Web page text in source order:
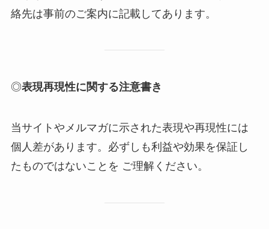
絡先は事前のご案内に記載してあります。
◎表現再現性に関する注意書き
当サイトやメルマガに示された表現や再現性には
個人差があります。必ずしも利益や効果を保証し
たものではないことを ご理解ください。